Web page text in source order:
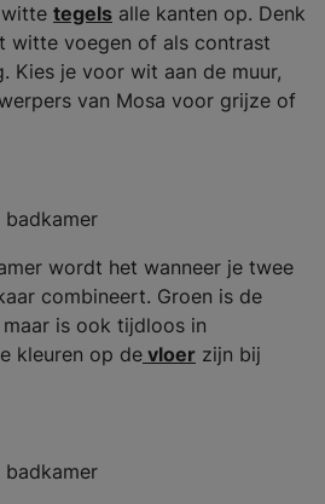
tegels alle kanten op. Denk
witte voegen of als contrast
Kies je voor wit aan de muur,
van Mosa voor grijze of
wordt het wanneer je twee
combineert. Groen is de
is ook tijdloos in
kleuren op devloer zijn bij